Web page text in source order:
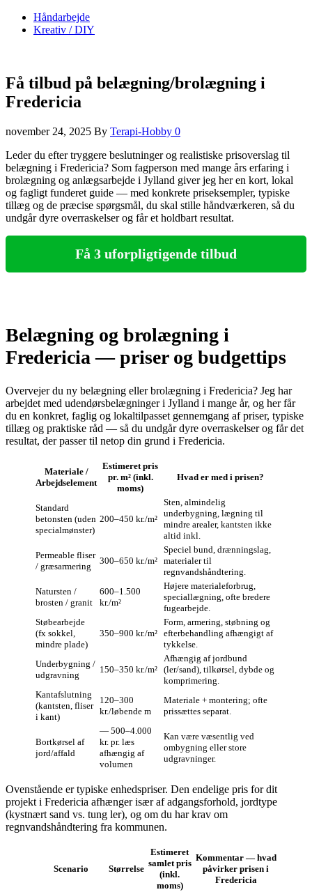
Håndarbejde
Kreativ / DIY
Få tilbud på belægning/brolægning i
Fredericia
november 24, 2025 By Terapi-Hobby 0
Leder du efter tryggere beslutninger og realistiske prisoverslag til
belægning i Fredericia? Som fagperson med mange års erfaring i
brolægning og anlægsarbejde i Jylland giver jeg her en kort, lokal
og fagligt funderet guide — med konkrete priseksempler, typiske
tillæg og de præcise spørgsmål, du skal stille håndværkeren, så du
undgår dyre overraskelser og får et holdbart resultat.
Få 3 uforpligtigende tilbud
Belægning og brolægning i
Fredericia — priser og budgettips
Overvejer du ny belægning eller brolægning i Fredericia? Jeg har
arbejdet med udendørsbelægninger i Jylland i mange år, og her får
du en konkret, faglig og lokaltilpasset gennemgang af priser, typiske
tillæg og praktiske råd — så du undgår dyre overraskelser og får det
resultat, der passer til netop din grund i Fredericia.
Materiale /
Arbejdselement
Estimeret pris
pr. m² (inkl.
moms)
Hvad er med i prisen?
Standard
betonsten (uden
specialmønster)
200–450 kr./m²
Sten, almindelig
underbygning, lægning til
mindre arealer, kantsten ikke
altid inkl.
Permeable fliser
/ græsarmering
300–650 kr./m²
Speciel bund, drænningslag,
materialer til
regnvandshåndtering.
Natursten /
brosten / granit
600–1.500
kr./m²
Højere materialeforbrug,
speciallægning, ofte bredere
fugearbejde.
Støbearbejde
(fx sokkel,
mindre plade)
350–900 kr./m²
Form, armering, støbning og
efterbehandling afhængigt af
tykkelse.
Underbygning /
udgravning
150–350 kr./m²
Afhængig af jordbund
(ler/sand), tilkørsel, dybde og
komprimering.
Kantafslutning
(kantsten, fliser
i kant)
120–300
kr./løbende m
Materiale + montering; ofte
prissættes separat.
Bortkørsel af
jord/affald
— 500–4.000
kr. pr. læs
afhængig af
volumen
Kan være væsentlig ved
ombygning eller store
udgravninger.
Ovenstående er typiske enhedspriser. Den endelige pris for dit
projekt i Fredericia afhænger især af adgangsforhold, jordtype
(kystnært sand vs. tung ler), og om du har krav om
regnvandshåndtering fra kommunen.
Scenario Størrelse
Estimeret
samlet pris
(inkl.
moms)
Kommentar — hvad
påvirker prisen i
Fredericia